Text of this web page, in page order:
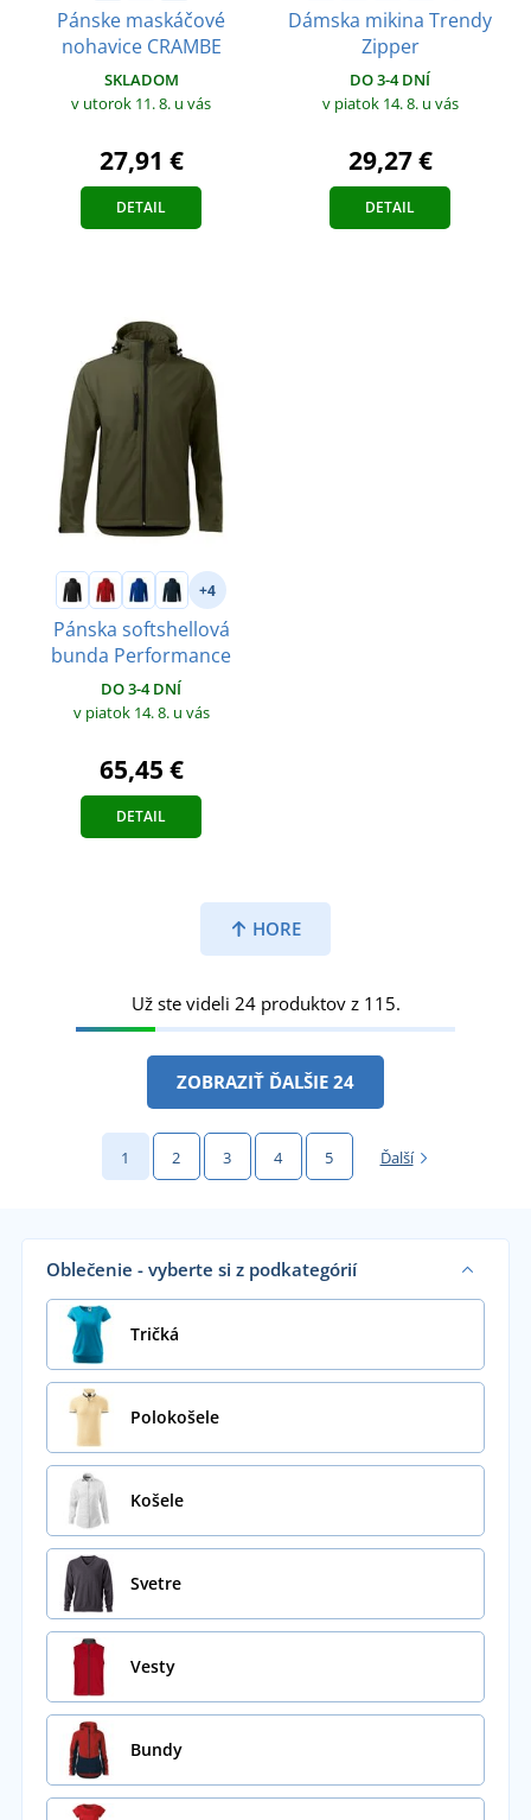
Pánske maskáčové
nohavice CRAMBE
SKLADOM
v utorok 11. 8. u vás
27,91 €
DETAIL
Dámska mikina Trendy
Zipper
DO 3-4 DNÍ
v piatok 14. 8. u vás
29,27 €
DETAIL
+4
Pánska softshellová
bunda Performance
DO 3-4 DNÍ
v piatok 14. 8. u vás
65,45 €
DETAIL
HORE
Už ste videli 24 produktov z 115.
ZOBRAZIŤ ĎALŠIE 24
1 2 3 4 5 Ďalší
Oblečenie - vyberte si z podkategórií
Tričká
Polokošele
Košele
Svetre
Vesty
Bundy